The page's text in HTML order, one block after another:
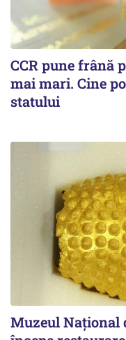
CCR pune frână
mai mari. Cine
statului
Muzeul Național